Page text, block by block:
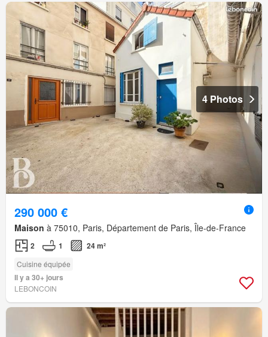
4 Photos
290 000 €
Maison à 75010, Paris, Département de Paris, Île-de-France
2 1 24 m²
Cuisine équipée
Il y a 30+ jours
LEBONCOIN